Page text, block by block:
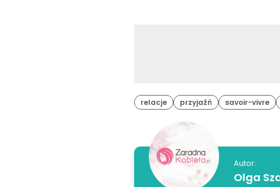
relacje przyjaźń savoir-vivre
Autor:
Olga